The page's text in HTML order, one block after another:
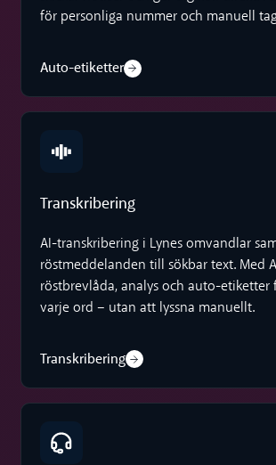
för personliga nummer och manuell
Auto-etiketter
Transkribering
AI-transkribering i Lynes omvandlar
röstmeddelanden till sökbar text. Med
röstbrevlåda, analys och auto-etiketter
varje ord – utan att lyssna manuellt.
Transkribering
Transkribering
AI-supportagent